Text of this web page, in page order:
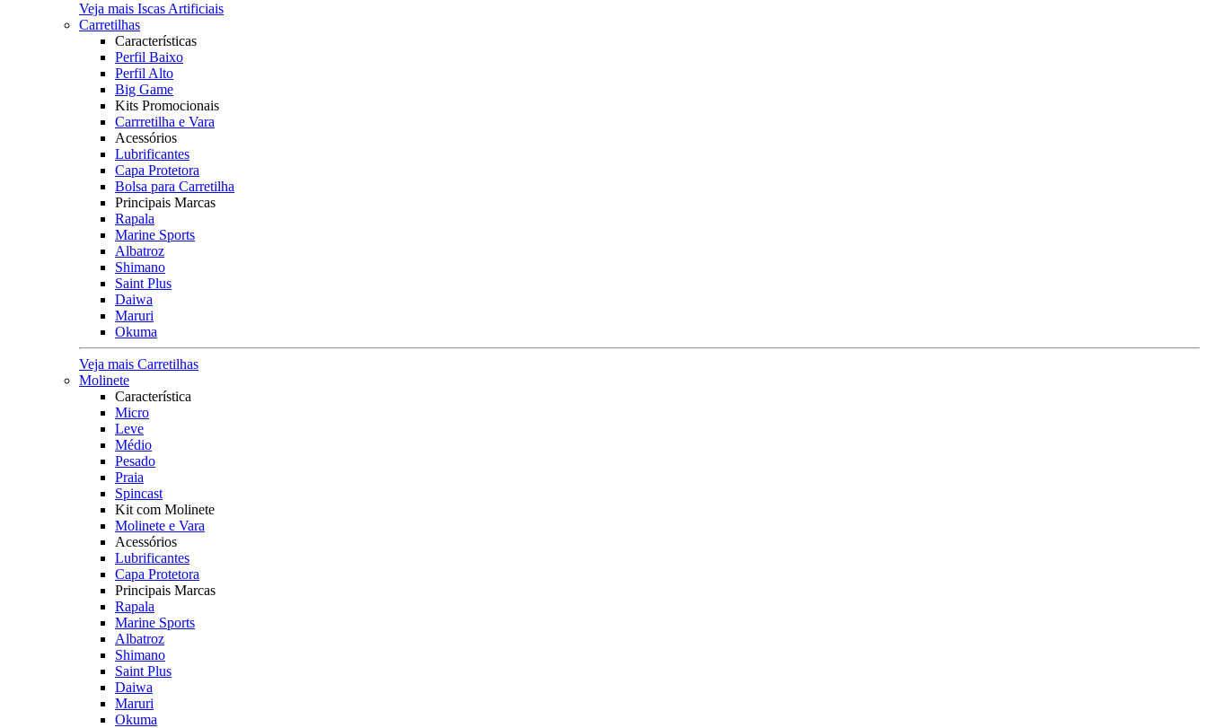
Veja mais Iscas Artificiais
Carretilhas
Características
Perfil Baixo
Perfil Alto
Big Game
Kits Promocionais
Carrretilha e Vara
Acessórios
Lubrificantes
Capa Protetora
Bolsa para Carretilha
Principais Marcas
Rapala
Marine Sports
Albatroz
Shimano
Saint Plus
Daiwa
Maruri
Okuma
Veja mais Carretilhas
Molinete
Característica
Micro
Leve
Médio
Pesado
Praia
Spincast
Kit com Molinete
Molinete e Vara
Acessórios
Lubrificantes
Capa Protetora
Principais Marcas
Rapala
Marine Sports
Albatroz
Shimano
Saint Plus
Daiwa
Maruri
Okuma